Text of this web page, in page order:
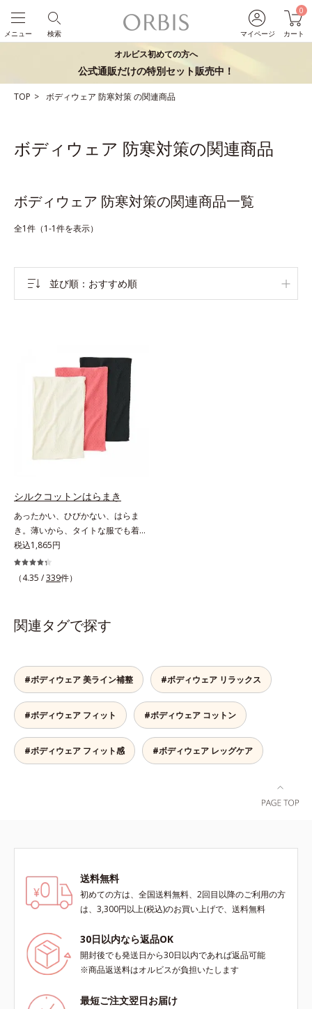
マイページ
0
カート
検索
メニュー
オルビス初めての方へ
公式通販だけの特別セット販売中！
TOP ボディウェア 防寒対策の関連商品
ボディウェア 防寒対策の関連商品
ボディウェア 防寒対策の関連商品一覧
全1件（1-1件を表示）
並び順 おすすめ順
シルクコットンはらまき
あったかい、ひびかない、はらま
き。薄いから、タイトな服でも着こ
なしスマート。贅沢なダブル素材
で、薄手なのに驚くほどポカポカ肌
側はシルク100％、表側はコットン
ためこむから、薄手なのに驚くほど
ポカポカ。脇には縫い目がないの
対応します。
税込1,865円
（4.35 /339件）
関連タグで探す
#ボディウェア 美ライン補整 #ボディウェア リラックス
#ボディウェア フィット #ボディウェア コットン
#ボディウェア フィット感 #ボディウェア レッグケア
送料無料
初めての方は、全国送料無料、2回目以降のご利用の方
は、3,300円以上(税込)のお買い上げで、送料無料
30日以内なら返品OK
開封後でも発送日から30日以内であれば返品可能
※商品返送料はオルビスが負担いたします
最短ご注文翌日お届け